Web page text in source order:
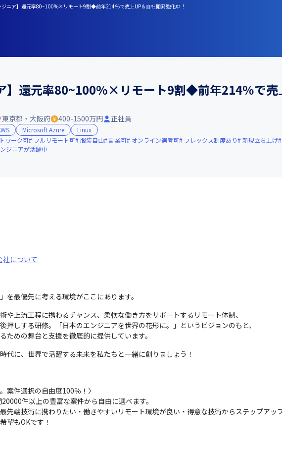
ニア】還元率80~100%×リモート9割◆前年214％で売上UP＆自社開発強化中！
】還元率80~100%×リモート9割◆前年214％で
東京都・大阪府 400-1500万円 正社員
Microsoft Azure
Linux
ワーク可 フルリモート可 服装自由 副業可 オンライン選考可 フレックス制度あり
新規立ち上げ
ジニアが活躍中
について
を最優先に考える環境がここにあります。
や上流工程に携わるチャンス、柔軟な働き方をサポートするリモート体制、
押しする研修。「日本のエンジニアを世界の花形に。」というビジョンのもと、
ための舞台と支援を徹底的に提供しています。
代に、世界で活躍する未来を私たちと一緒に創りましょう！
案件選択の自由度100％！〉
件以上の豊富な案件から自由に選べます。
先端技術に携わりたい・働きやすいリモート環境が良い・得意な技術からステップアッ
望もOKです！